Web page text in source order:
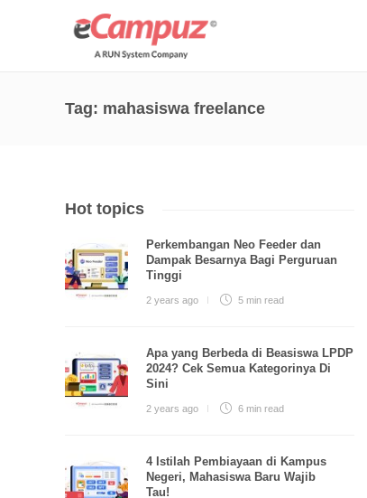
Tag: mahasiswa freelance
Hot topics
Perkembangan Neo Feeder dan
Dampak Besarnya Bagi Perguruan
Tinggi
2 years ago 5 min read
Apa yang Berbeda di Beasiswa LPDP
2024? Cek Semua Kategorinya Di
Sini
2 years ago 6 min read
4 Istilah Pembiayaan di Kampus
Negeri, Mahasiswa Baru Wajib
Tau!